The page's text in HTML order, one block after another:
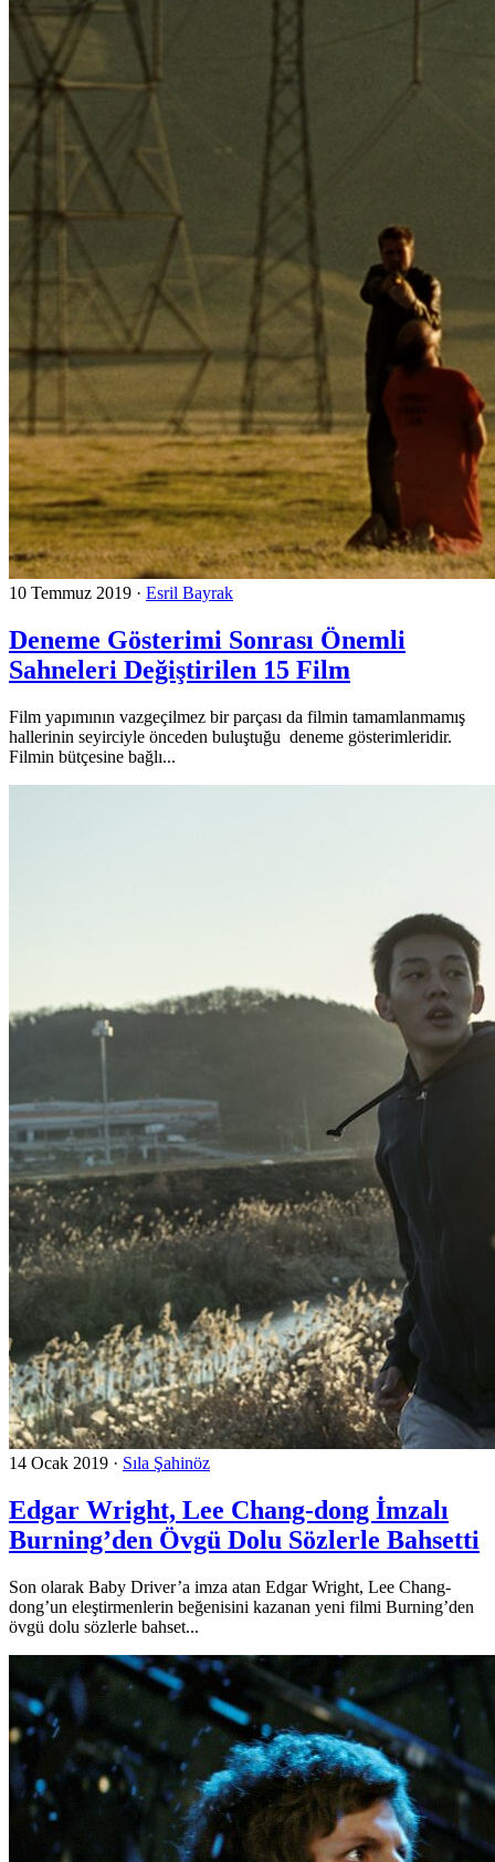
10 Temmuz 2019 · Esril Bayrak
Deneme Gösterimi Sonrası Önemli
Sahneleri Değiştirilen 15 Film
Film yapımının vazgeçilmez bir parçası da filmin tamamlanmamış
hallerinin seyirciyle önceden buluştuğu deneme gösterimleridir.
Filmin bütçesine bağlı...
14 Ocak 2019 · Sıla Şahinöz
Edgar Wright, Lee Chang-dong İmzalı
Burning’den Övgü Dolu Sözlerle Bahsetti
Son olarak Baby Driver’a imza atan Edgar Wright, Lee Chang-
dong’un eleştirmenlerin beğenisini kazanan yeni filmi Burning’den
övgü dolu sözlerle bahset...